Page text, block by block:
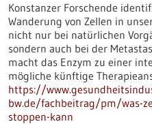
Konstanzer Forschende
Wanderung von Zellen in
nicht nur bei natürlichen
sondern auch bei der
macht das Enzym zu einer
mögliche künftige
https://
bw.de/fachbeitrag/pm/was-
stoppen-kann